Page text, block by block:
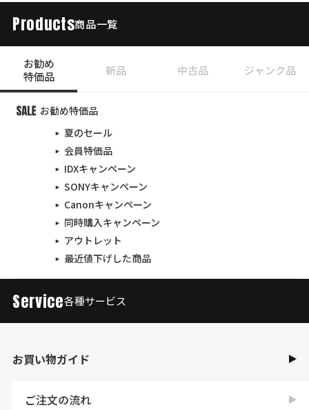
Products商品一覧
お勧め
特価品
新品 中古品 ジャンク品
お勧め特価品
夏のセール
会員特価品
IDXキャンペーン
SONYキャンペーン
Canonキャンペーン
同時購入キャンペーン
アウトレット
最近値下げした商品
Service各種サービス
お買い物ガイド
ご注文の流れ